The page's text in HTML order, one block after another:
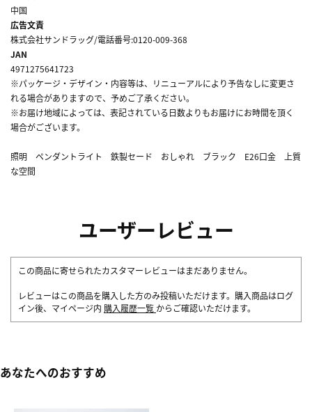
中国
広告文責
株式会社サンドラッグ/電話番号:0120-009-368
JAN
4971275641723
※パッケージ・デザイン・内容等は、リニューアルにより予告なしに変更さ
れる場合がありますので、予めご了承ください。
※お届け地域によっては、表記されている日数よりもお届けにお時間を頂く
場合がございます。
照明 ペンダントライト 鉄製セード おしゃれ ブラック E26口金 上質
な空間
ユーザーレビュー
この商品に寄せられたカスタマーレビューはまだありません。
レビューはこの商品を購入した方のみ投稿いただけます。購入商品はログ
イン後、マイページ内 購入履歴一覧 からご確認いただけます。
あなたへのおすすめ